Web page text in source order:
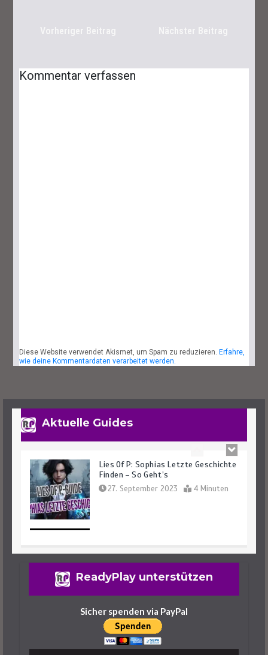
Vorheriger Beitrag Nächster Beitrag
Kommentar verfassen
Diese Website verwendet Akismet, um Spam zu reduzieren. Erfahre,
wie deine Kommentardaten verarbeitet werden.
Aktuelle Guides
Lies Of P: Dreifaltigkeitsräume Und -
Lies Of P: Sophias Letzte Geschichte
Finden – So Geht’s
27. September 2023 4 Minuten
Des Spiels
ReadyPlay unterstützen
Sicher spenden via PayPal